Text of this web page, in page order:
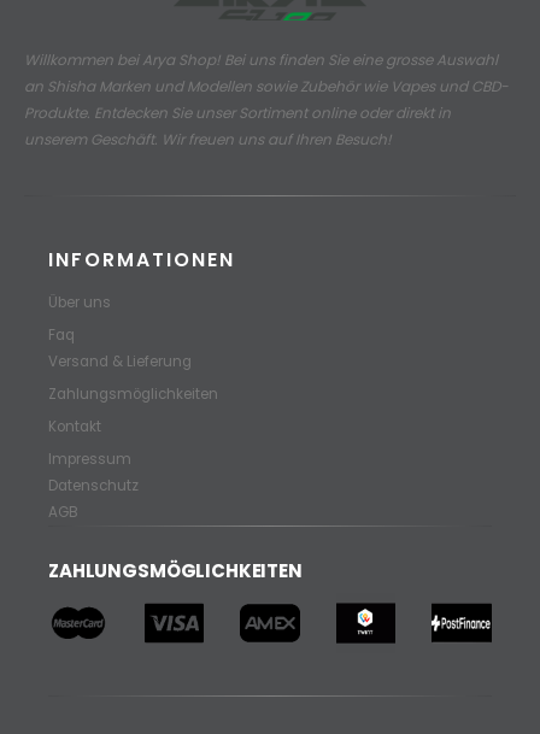
Willkommen bei Arya Shop! Bei uns finden Sie eine grosse Auswahl
an Shisha Marken und Modellen sowie Zubehör wie Vapes und CBD-
Produkte. Entdecken Sie unser Sortiment online oder direkt in
unserem Geschäft. Wir freuen uns auf Ihren Besuch!
INFORMATIONEN
Über uns
Faq
Versand & Lieferung
Zahlungsmöglichkeiten
Kontakt
Impressum
Datenschutz
AGB
ZAHLUNGSMÖGLICHKEITEN